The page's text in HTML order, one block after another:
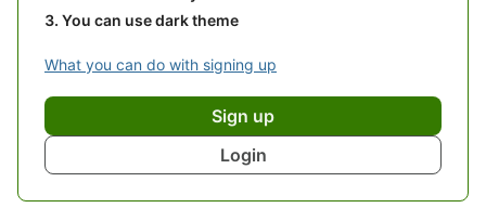
You can use dark theme
What you can do with signing up
Sign up
Login